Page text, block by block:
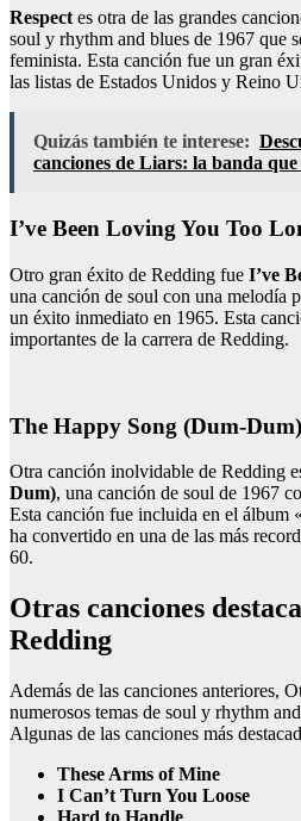
Respectes otra de las grandes
soul y rhythm and blues de 1967 que
feminista. Esta canción fue un gran
las listas de Estados Unidos y Reino
Quizás también te interese:
canciones de Liars: la banda que
I’ve Been Loving You Too
Otro gran éxito de Redding fue I’ve
una canción de soul con una melodía
un éxito inmediato en 1965. Esta
importantes de la carrera de Redding.
The Happy Song (Dum-Dum)
Otra canción inolvidable de Redding
Dum), una canción de soul de 1967
Esta canción fue incluida en el álbum
ha convertido en una de las más
60.
Otras canciones
Redding
Además de las canciones anteriores,
numerosos temas de soul y rhythm
Algunas de las canciones más
These Arms of Mine
I Can’t Turn You Loose